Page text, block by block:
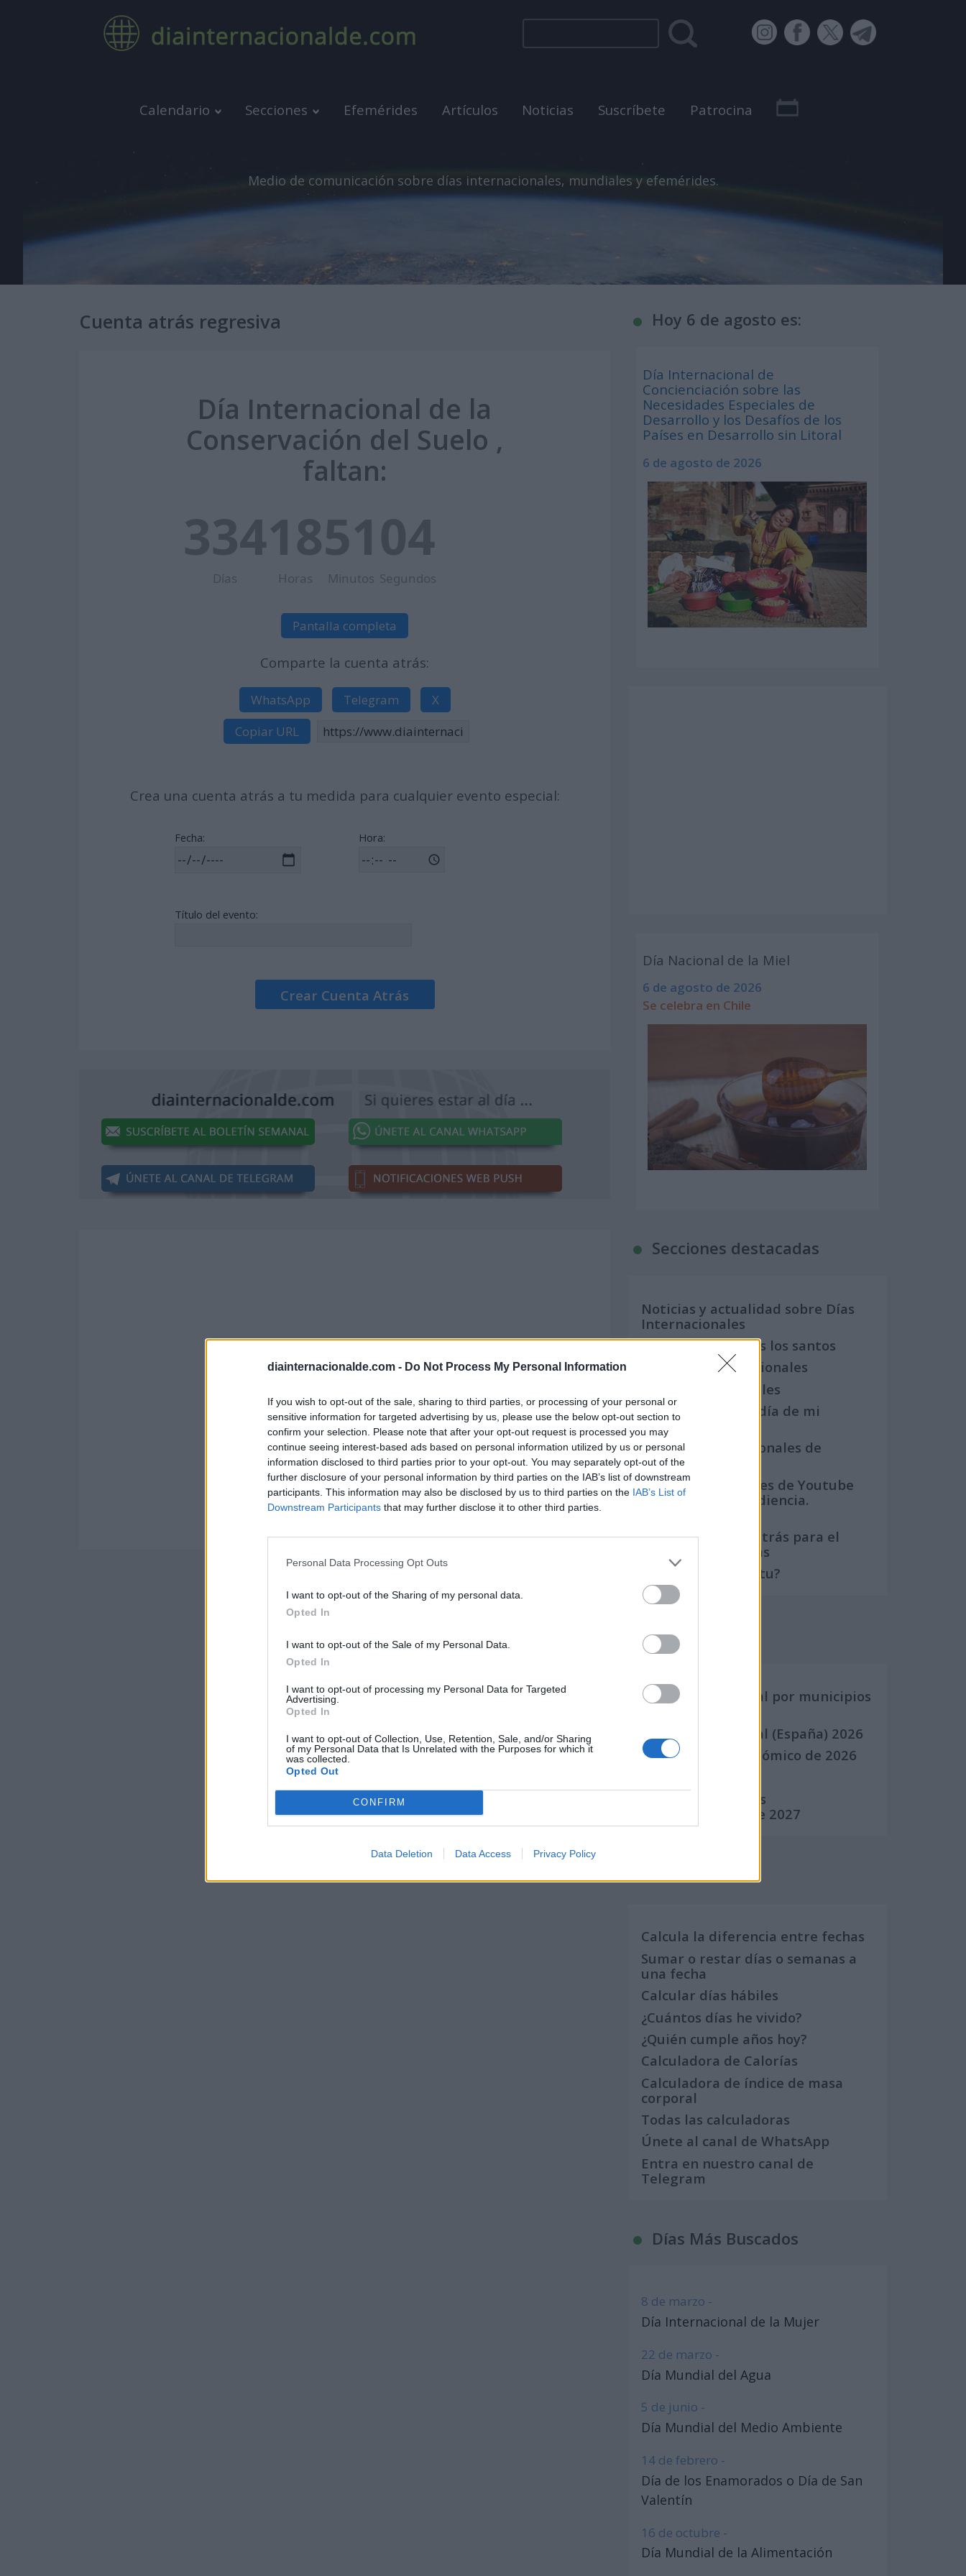
diainternacionalde.com - Do Not Process My Personal Information
If you wish to opt-out of the sale, sharing to third parties, or processing of your personal or
sensitive information for targeted advertising by us, please use the below opt-out section to
confirm your selection. Please note that after your opt-out request is processed you may
continue seeing interest-based ads based on personal information utilized by us or personal
information disclosed to third parties prior to your opt-out. You may separately opt-out of the
further disclosure of your personal information by third parties on the IAB’s list of downstream
participants. This information may also be disclosed by us to third parties on the IAB’s List of
Downstream Participants that may further disclose it to other third parties.
Personal Data Processing Opt Outs
I want to opt-out of the Sharing of my personal data.
Opted In
I want to opt-out of the Sale of my Personal Data.
Opted In
I want to opt-out of processing my Personal Data for Targeted
Advertising.
Opted In
I want to opt-out of Collection, Use, Retention, Sale, and/or Sharing
of my Personal Data that Is Unrelated with the Purposes for which it
was collected.
Opted Out
CONFIRM
Data Deletion Data Access Privacy Policy
Calendario Secciones Efemérides Artículos Noticias Suscríbete Patrocina
Medio de comunicación sobre días internacionales, mundiales y efemérides.
Cuenta atrás regresiva
Día Internacional de la
Conservación del Suelo ,
faltan:
334
Días
18
Horas
51
Minutos
03
Segundos
Pantalla completa
Comparte la cuenta atrás:
WhatsApp Telegram
X
Copiar URL
Crea una cuenta atrás a tu medida para cualquier evento especial:
Fecha: Hora:
Título del evento:
Crear Cuenta Atrás
Hoy 6 de agosto es:
Día Internacional de
Concienciación sobre las
Necesidades Especiales de
Desarrollo y los Desafíos de los
Países en Desarrollo sin Litoral
6 de agosto de 2026
Día Nacional de la Miel
6 de agosto de 2026
Se celebra en Chile
Secciones destacadas
Noticias y actualidad sobre Días
Internacionales
Onomástica. Todos los santos
Semanas Internacionales
Años Internacionales
Qué se celebra el día de mi
cumpleaños
Eventos internacionales de
cultura
Los mejores canales de Youtube
según nuestra audiencia.
Crea una cuenta atrás para el
evento que quieras
¿Qué día crearías tu?
Calendarios
Calendario Laboral por municipios
Calendario Laboral (España) 2026
Calendario Astronómico de 2026
Calendario de Días
Internacionales de 2027
Calculadoras
Calcula la diferencia entre fechas
Sumar o restar días o semanas a
una fecha
Calcular días hábiles
¿Cuántos días he vivido?
¿Quién cumple años hoy?
Calculadora de Calorías
Calculadora de índice de masa
corporal
Todas las calculadoras
Únete al canal de WhatsApp
Entra en nuestro canal de
Telegram
Días Más Buscados
8 de marzo -
Día Internacional de la Mujer
22 de marzo -
Día Mundial del Agua
5 de junio -
Día Mundial del Medio Ambiente
14 de febrero -
Día de los Enamorados o Día de San
Valentín
16 de octubre -
Día Mundial de la Alimentación